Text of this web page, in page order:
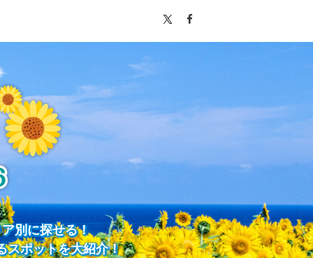
別に探せる！
スポットを大紹介！